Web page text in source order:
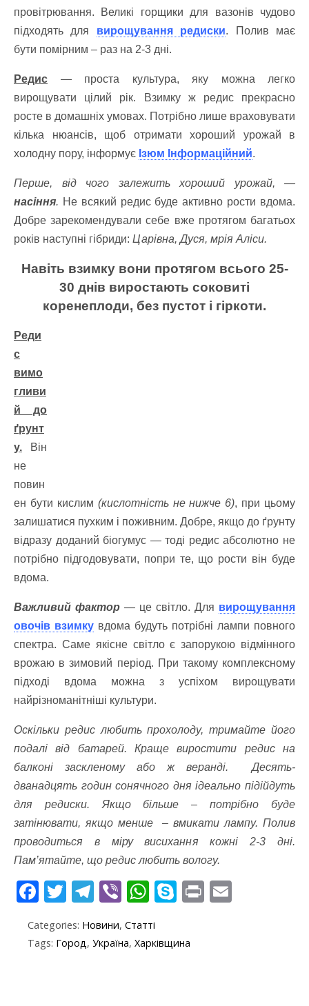
провітрювання. Великі горщики для вазонів чудово
підходять для вирощування редиски. Полив має
бути помірним – раз на 2-3 дні.
Редис — проста культура, яку можна легко
вирощувати цілий рік. Взимку ж редис прекрасно
росте в домашніх умовах. Потрібно лише враховувати
кілька нюансів, щоб отримати хороший урожай в
холодну пору, інформує Ізюм Інформаційний.
Перше, від чого залежить хороший урожай, —
насіння. Не всякий редис буде активно рости вдома.
Добре зарекомендували себе вже протягом багатьох
років наступні гібриди: Царівна, Дуся, мрія Аліси.
Навіть взимку вони протягом всього 25-
30 днів виростають соковиті
коренеплоди, без пустот і гіркоти.
Реди
с
вимо
гливи
й до
ґрунт
у. Він
не
повин
ен бути кислим (кислотність не нижче 6), при цьому
залишатися пухким і поживним. Добре, якщо до ґрунту
відразу доданий біогумус — тоді редис абсолютно не
потрібно підгодовувати, попри те, що рости він буде
вдома.
Важливий фактор — це світло. Для вирощування
овочів взимку вдома будуть потрібні лампи повного
спектра. Саме якісне світло є запорукою відмінного
врожаю в зимовий період. При такому комплексному
підході вдома можна з успіхом вирощувати
найрізноманітніші культури.
Оскільки редис любить прохолоду, тримайте його
подалі від батарей. Краще виростити редис на
балконі заскленому або ж веранді.Десять-
дванадцять годин сонячного дня ідеально підійдуть
для редиски. Якщо більше – потрібно буде
затінювати, якщо менше – вмикати лампу. Полив
проводиться в міру висихання кожні 2-3 дні.
Пам’ятайте, що редис любить вологу.
F
e
b
T
itt
er
T
e
gr
Vi
er
W
at
S
y
Pr
Categories: Новини, Статті
Tags: Город, Україна, Харківщина